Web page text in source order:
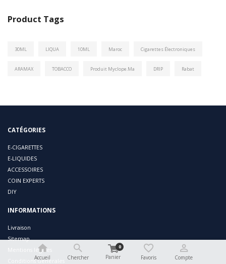
Product Tags
30ML LIQUA 10ML Maroc Cigarettes Électroniques
ARAMAX TOBACCO Produit Myclope.ma DRIP Rabat
CATÉGORIES
E-CIGARETTES
E-LIQUIDES
ACCESSOIRES
COIN EXPERTS
DIY
INFORMATIONS
Livraison
Sitemap
Mentions légales
Conditions Générales
Accueil Chercher
0
Panier Favoris Compte